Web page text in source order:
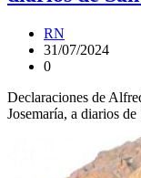
RN
31/07/2024
0
Declaraciones de
Josemaría, a diarios